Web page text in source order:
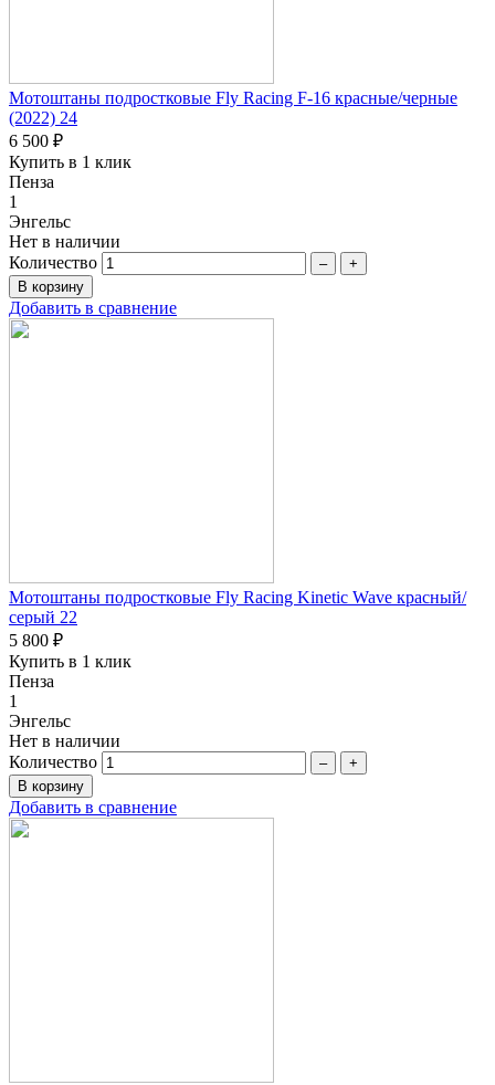
Мотоштаны подростковые Fly Racing F-16 красные/черные
(2022) 24
6 500 ₽
Купить в 1 клик
Пенза
1
Энгельс
Нет в наличии
Количество
– +
Добавить в сравнение
Мотоштаны подростковые Fly Racing Kinetic Wave красный/
серый 22
5 800 ₽
Купить в 1 клик
Пенза
1
Энгельс
Нет в наличии
Количество
– +
Добавить в сравнение